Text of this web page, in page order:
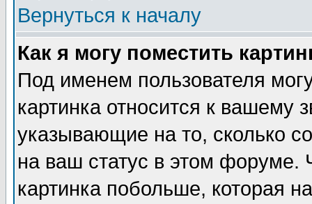
Вернуться к началу
Как я могу поместить
Под именем пользователя
картинка относится к вашему
указывающие на то, сколько
на ваш статус в этом форуме.
картинка побольше, которая